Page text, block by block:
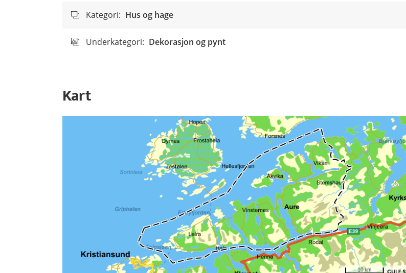
Kategori: Hus og hage
Underkategori: Dekorasjon og pynt
Kart